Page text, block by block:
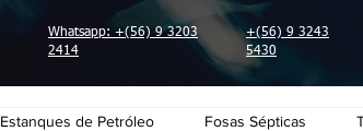
Whatsapp: +(56) 9 3203
2414
+(56) 9 3243
5430
Estanques de Petróleo Fosas Sépticas